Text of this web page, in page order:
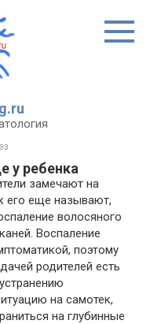
у ребенка
замечают на
его еще называют,
волосяного
Воспаление
поэтому
родителей есть
на самотек,
на глубинные